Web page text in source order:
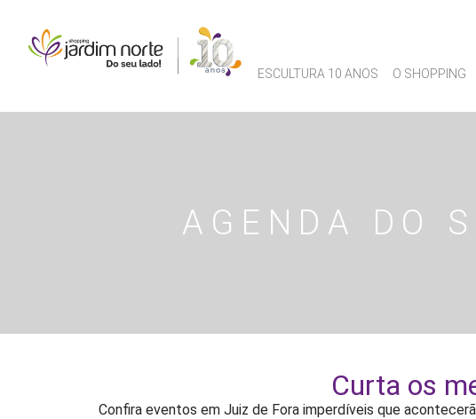
ESCULTURA 10 ANOS O SHOPPING
AGENDA DO
Curta os
Confira eventos em Juiz de Fora imperdíveis que